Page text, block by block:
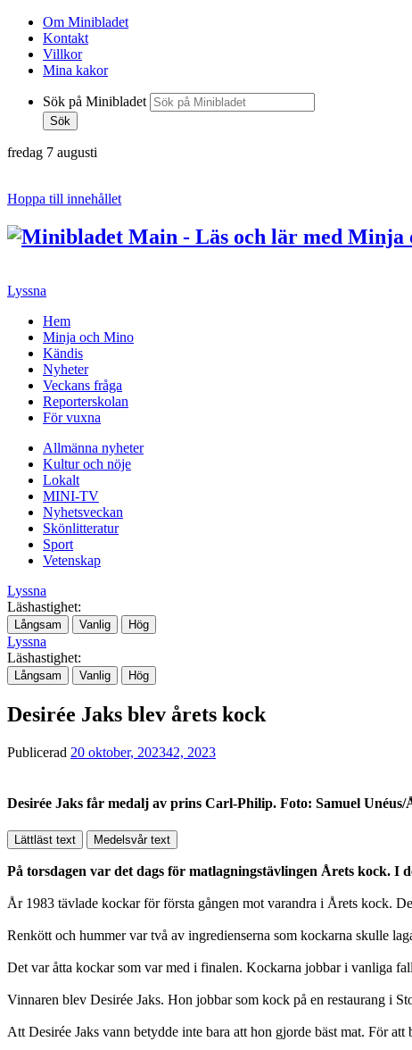
Om Minibladet
Kontakt
Villkor
Mina kakor
Sök på Minibladet
Sök
fredag 7 augusti
Hoppa till innehållet
Lyssna
Hem
Minja och Mino
Kändis
Nyheter
Veckans fråga
Reporterskolan
För vuxna
Allmänna nyheter
Kultur och nöje
Lokalt
MINI-TV
Nyhetsveckan
Skönlitteratur
Sport
Vetenskap
Lyssna
Läshastighet:
Långsam Vanlig Hög
Lyssna
Läshastighet:
Långsam Vanlig Hög
Desirée Jaks blev årets kock
Publicerad 20 oktober, 202342, 2023
Desirée Jaks får medalj av prins Carl-Philip. Foto: Samuel Unéus/
Lättläst text Medelsvår text
På torsdagen var det dags för matlagningstävlingen Årets kock.
År 1983 tävlade kockar för första gången mot varandra i Årets kock.
Renkött och hummer var två av ingredienserna som kockarna skulle
Det var åtta kockar som var med i finalen. Kockarna jobbar i vanliga
Vinnaren blev Desirée Jaks. Hon jobbar som kock på en restaurang i
Att Desirée Jaks vann betydde inte bara att hon gjorde bäst mat. För